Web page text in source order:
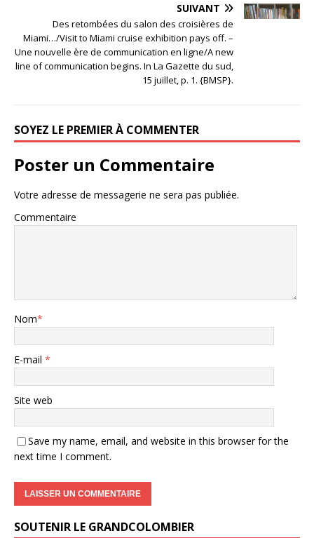
SUIVANT
Des retombées du salon des croisières de
Miami…/Visit to Miami cruise exhibition pays off. –
Une nouvelle ère de communication en ligne/A new
line of communication begins. In La Gazette du sud,
15 juillet, p. 1. {BMSP}.
SOYEZ LE PREMIER À COMMENTER
Poster un Commentaire
Votre adresse de messagerie ne sera pas publiée.
Commentaire
Nom*
E-mail *
Site web
Save my name, email, and website in this browser for the
next time I comment.
SOUTENIR LE GRANDCOLOMBIER